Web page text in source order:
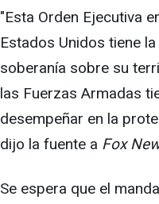
"Esta Orden Ejecutiva
Estados Unidos tiene
soberanía sobre su
las Fuerzas Armadas
desempeñar en la
dijo la fuente a Fox
Se espera que el